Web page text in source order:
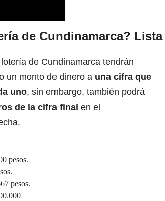
de Cundinamarca? Lista
de Cundinamarca tendrán
un monto de dinero a una cifra que
uno, sin embargo, también podrá
de la cifra final en el
pesos.
pesos.